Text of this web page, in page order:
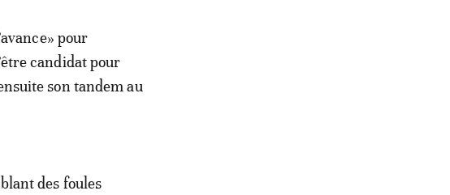
pour
candidat pour
son tandem au
des foules